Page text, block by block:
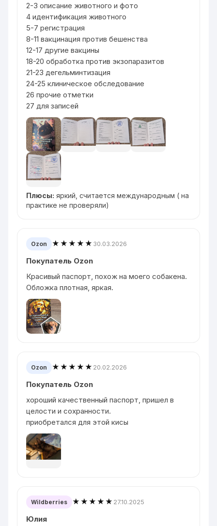
2-3 описание животного и фото
4 идентификация животного
5-7 регистрация
8-11 вакцинация против бешенства
12-17 другие вакцины
18-20 обработка против экзопаразитов
21-23 дегельминтизация
24-25 клиническое обследование
26 прочие отметки
27 для записей
Плюсы: яркий, считается международным ( на
практике не проверяли)
Ozon ★★★★★ 30.03.2026
Покупатель Ozon
Красивый паспорт, похож на моего собакена.
Обложка плотная, яркая.
Ozon ★★★★★ 20.02.2026
Покупатель Ozon
хороший качественный паспорт, пришел в
целости и сохранности.
приобретался для этой кисы
Wildberries ★★★★★ 27.10.2025
Юлия